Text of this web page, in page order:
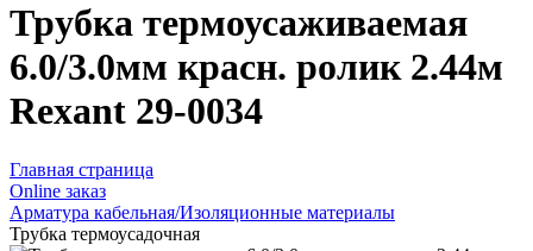
Трубка термоусаживаемая
6.0/3.0мм красн. ролик 2.44м
Rexant 29-0034
Главная страница
Оnline заказ
Арматура кабельная/Изоляционные материалы
Трубка термоусадочная